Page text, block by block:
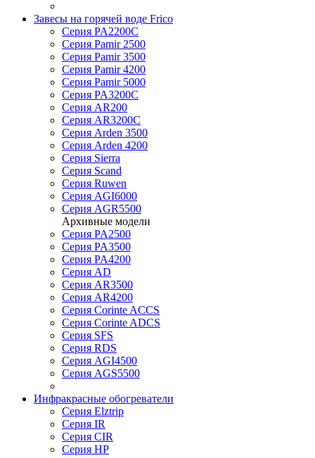
Завесы на горячей воде Frico
Серия PA2200C
Серия Pamir 2500
Серия Pamir 3500
Серия Pamir 4200
Серия Pamir 5000
Серия PA3200C
Серия AR200
Серия AR3200C
Серия Arden 3500
Серия Arden 4200
Серия Sierra
Серия Scand
Серия Ruwen
Серия AGI6000
Серия AGR5500
Архивные модели
Серия PA2500
Серия PA3500
Серия PA4200
Серия AD
Серия AR3500
Серия AR4200
Серия Corinte ACCS
Серия Corinte ADCS
Серия SFS
Серия RDS
Серия AGI4500
Серия AGS5500
Инфракрасные обогреватели
Серия Elztrip
Серия IR
Серия CIR
Серия HP